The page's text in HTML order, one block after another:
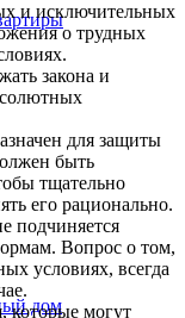
дом
и исключительных
о трудных
закона и
для защиты
быть
тщательно
его рационально.
подчиняется
Вопрос о том,
условиях, всегда
которые могут